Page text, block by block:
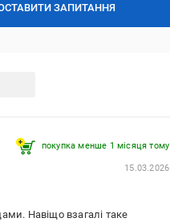
ЗАПИТАННЯ
покупка менше 1 місяця томy
15.03.2026
Навіщо взагалі таке